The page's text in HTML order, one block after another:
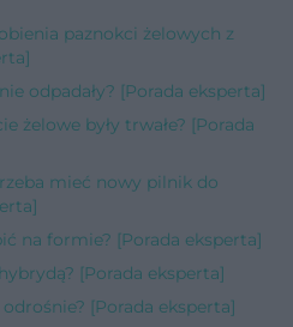
paznokci żelowych z
odpadały? [Porada eksperta]
żelowe były trwałe? [Porada
mieć nowy pilnik do
na formie? [Porada eksperta]
[Porada eksperta]
[Porada eksperta]